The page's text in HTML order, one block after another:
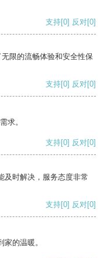
支持[0] 反对[0]
限的流畅体验和安全性保
支持[0] 反对[0]
求。
支持[0] 反对[0]
及时解决，服务态度非常
支持[0] 反对[0]
的温暖。